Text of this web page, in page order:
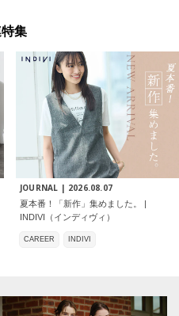
集
JOURNAL | 2026.08.07
夏本番！「新作」集めました。 |
INDIVI（インディヴィ）
CAREER INDIVI